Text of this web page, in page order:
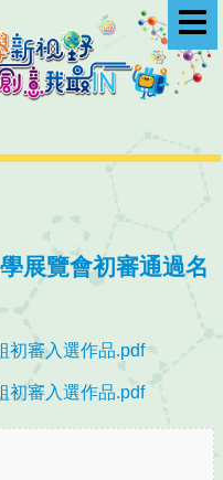
選
單
展覽會初審通過名
初審入選作品.pdf
初審入選作品.pdf